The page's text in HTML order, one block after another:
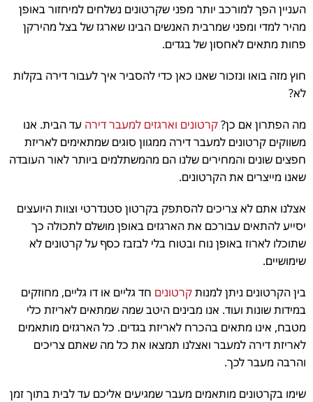
העניין הפך למורכב יותר מפני שקרטונים נשלחים למיחזור באופן
מהיר למדי ומפני שמרבית האנשים הבינו שארגז של בצל מהירקן
פחות מתאים לאחסון של בגדים.
חוץ מזה בואו ונזכור שאנו כאן כדי להסביר איך לעבור דירה בקלות
לא?
מה הפתרון אם כן?קרטונים וארגזים למעבר דירה עד הבית. אנו
משווקים קרטונים למעבר דירה ממגוון סוגים שמתאימים לאריזת
חפצים שונים והמחירים שלנו הם מהמשתלמים ביותר לאור העובדה
שאנו מייצרים את הקרטונים.
אצלנו אתם לא צריכים להסתפק בקרטון סטנדרטי וצוות היועצים
יסייע להתאים עבורכם את הארגזים באופן מושלם לתכולה כך
שתוכלו לארוז באופן נוח ובטוח בלי לבזבז כסף על קרטונים לא
שימושיים.
בין הקרטונים ניתן למנותקרטונים חד גליים או דו גליים, מחוזקים
במידות שונות ועוד. אנו מבינים היטב שמה שמתאים לאריזת כלי
מטבח, אינו מתאים בהכרח לאריזת בגדים. כל הארגזים מותאמים
לאריזת דירה למעבר ואצלנו תמצאו את כל מה שאתם צריכים
והרבה מעבר לכך.
שימו בקרטונים מותאמים מעבר שמגיעים אליכם עד לבית בתוך זמן